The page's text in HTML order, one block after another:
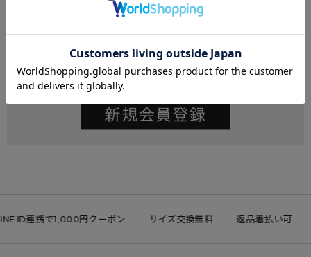
ID連携で1,000円クーポン サイズ交換無料 返品着払い可